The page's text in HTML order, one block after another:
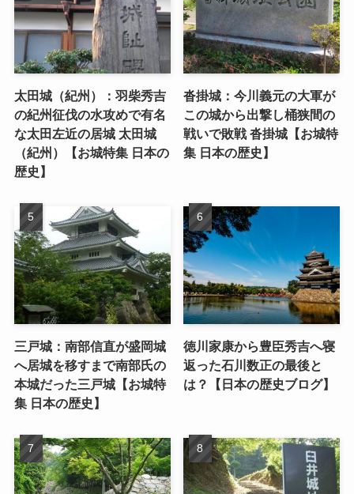
太田城（紀州）：羽柴秀吉
の紀州征伐の水攻めで有名
な太田左近の居城 太田城
（紀州）【お城特集 日本の
歴史】
沓掛城：今川義元の大軍が
この城から出撃し桶狭間の
戦いで敗戦 沓掛城【お城特
集 日本の歴史】
三戸城：南部信直が盛岡城
へ居城を移すまで南部氏の
本城だった三戸城【お城特
集 日本の歴史】
徳川家康から豊臣秀吉へ寝
返った石川数正の最後と
は？【日本の歴史ブログ】